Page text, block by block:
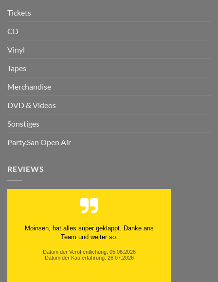
Tickets
CD
Vinyl
Tapes
Merchandise
DVD & Videos
Sonstiges
Party.San Open Air
REVIEWS
Moinsen, hat alles super geklappt. Danke ans
Team und weiter so.
Datum der Veröffentlichung: 05.08.2026
Datum der Kauferfahrung: 26.07.2026